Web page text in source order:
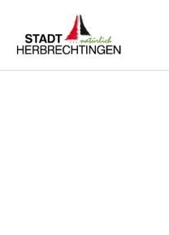
Leichte Sprache